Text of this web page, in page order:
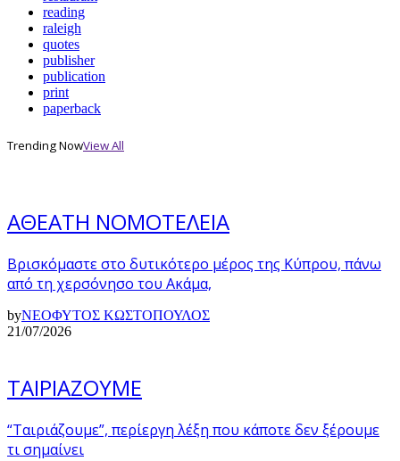
reading
raleigh
quotes
publisher
publication
print
paperback
Trending NowView All
ΑΘΕΑΤΗ ΝΟΜΟΤΕΛΕΙΑ
Βρισκόμαστε στο δυτικότερο μέρος της Κύπρου, πάνω
από τη χερσόνησο του Ακάμα,
byΝΕΟΦΥΤΟΣ ΚΩΣΤΟΠΟΥΛΟΣ
21/07/2026
ΤΑΙΡΙΑΖΟΥΜΕ
“Ταιριάζουμε”, περίεργη λέξη που κάποτε δεν ξέρουμε
τι σημαίνει